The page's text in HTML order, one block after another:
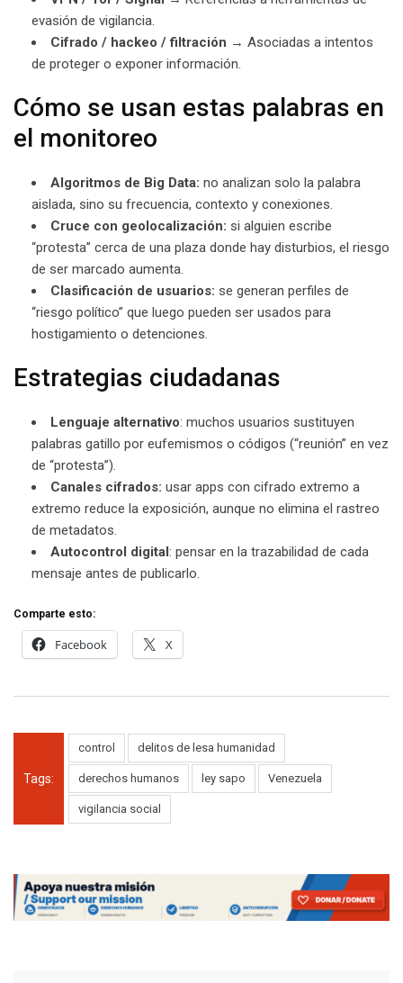
evasión de vigilancia.
Cifrado / hackeo / filtración → Asociadas a intentos
de proteger o exponer información.
Cómo se usan estas palabras en
el monitoreo
Algoritmos de Big Data: no analizan solo la palabra
aislada, sino su frecuencia, contexto y conexiones.
Cruce con geolocalización: si alguien escribe
“protesta” cerca de una plaza donde hay disturbios, el riesgo
de ser marcado aumenta.
Clasificación de usuarios: se generan perfiles de
“riesgo político” que luego pueden ser usados para
hostigamiento o detenciones.
Estrategias ciudadanas
Lenguaje alternativo: muchos usuarios sustituyen
palabras gatillo por eufemismos o códigos (“reunión” en vez
de “protesta”).
Canales cifrados: usar apps con cifrado extremo a
extremo reduce la exposición, aunque no elimina el rastreo
de metadatos.
Autocontrol digital: pensar en la trazabilidad de cada
mensaje antes de publicarlo.
Comparte esto:
Facebook X
Tags:
control delitos de lesa humanidad
derechos humanos ley sapo Venezuela
vigilancia social